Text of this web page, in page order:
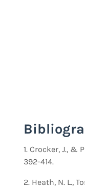
1. Crocker, J., &
392-414.
2. Heath, N. L.,